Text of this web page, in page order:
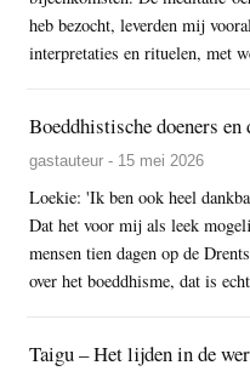
heb bezocht, leverden mij
interpretaties en rituelen, met
Boeddhistische doeners
gastauteur - 15 mei 2026
Loekie: 'Ik ben ook heel
Dat het voor mij als leek
mensen tien dagen op de
over het boeddhisme, dat is
Taigu – Het lijden in de